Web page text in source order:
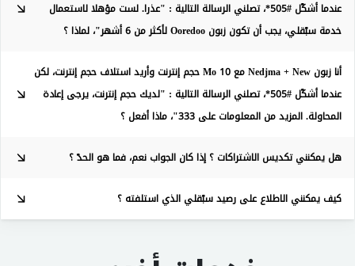
عندما أشكّل #505*، تصلني الرسالة التالية : "عذرا. لست مؤهلا لاستعمال
خدمة سبّقلي، يجب أن تكون زبون Ooredoo لأكثر من 6 أشهر"، لماذا ؟
أنا زبون Nedjma + New مع 10 Mo حجم إنترنت وأريد استلاف حجم إنترنت، لكن
عندما أشكّل #505*، تصلني الرسالة التالية : "لديك حجم إنترنت، يرجى إعادة
المحاولة. المزيد من المعلومات على 333"، ماذا أفعل ؟
هل يمكنني تكديس الاشتراكات ؟ إذا كان الجواب نعم، فما هو الحدّ ؟
كيف يمكنني الاطلاع على رصيد سبّقلي الذي استلفته ؟